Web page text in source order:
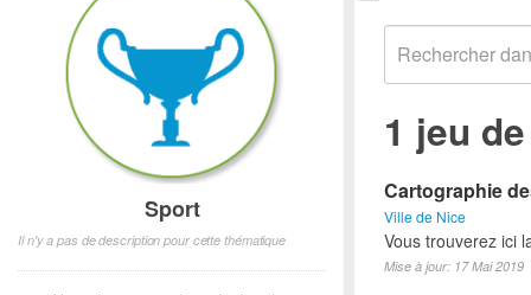
1 jeu
Cartographie
Ville de Nice
Vous trouverez ici
Mise à jour: 17 Mai 2019
Sport
Il n'y a pas de description pour cette thématique